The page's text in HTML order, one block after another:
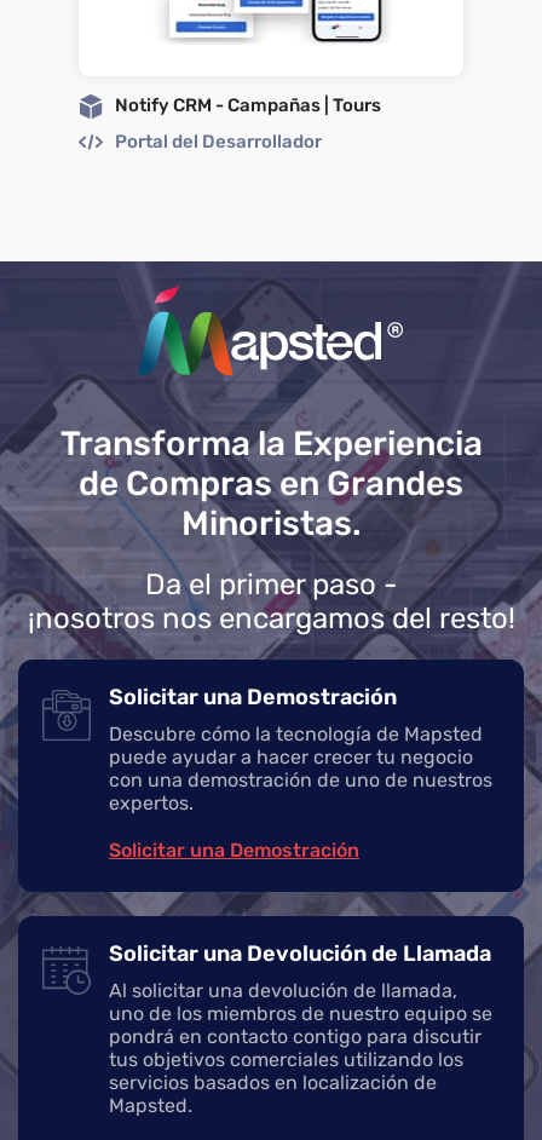
Notify CRM - Campañas | Tours
Portal del Desarrollador
Transforma la Experiencia
de Compras en Grandes
Minoristas.
Da el primer paso -
¡nosotros nos encargamos del resto!
Solicitar una Demostración
Descubre cómo la tecnología de Mapsted
puede ayudar a hacer crecer tu negocio
con una demostración de uno de nuestros
expertos.
Solicitar una Demostración
Solicitar una Devolución de Llamada
Al solicitar una devolución de llamada,
uno de los miembros de nuestro equipo se
pondrá en contacto contigo para discutir
tus objetivos comerciales utilizando los
servicios basados en localización de
Mapsted.